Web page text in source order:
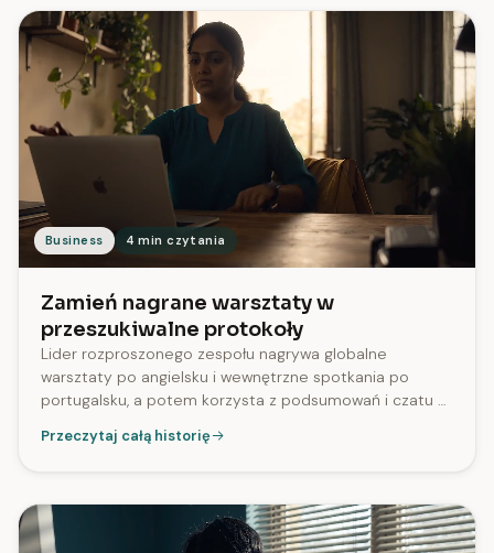
Business 4 min czytania
Zamień nagrane warsztaty w
przeszukiwalne protokoły
Lider rozproszonego zespołu nagrywa globalne
warsztaty po angielsku i wewnętrzne spotkania po
portugalsku, a potem korzysta z podsumowań i czatu z
99% transkrypcji zawiera oznaczenia mówców.
Przeczytaj całą historię